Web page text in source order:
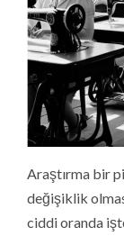
Araştırma bir
değişiklik
ciddi oranda